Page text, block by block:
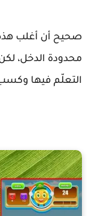
صحيح أن أغلب هذه
محدودة الدخل،
التعلّم فيها